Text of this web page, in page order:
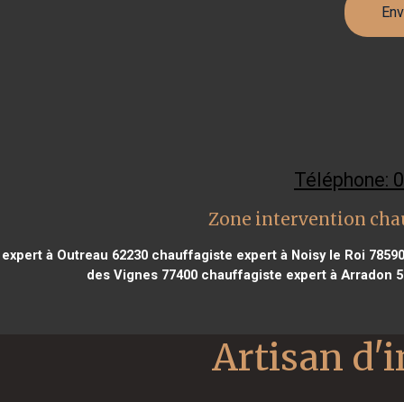
Téléphone:
Zone intervention
à Outreau 62230 chauffagiste expert à Noisy le Roi 78590
des Vignes 77400chauffagiste expert à Arradon
Artisan